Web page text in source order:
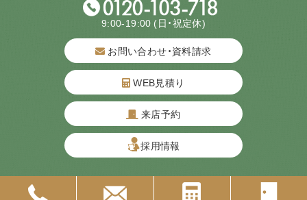
9:00-19:00 (日・祝定休)
お問い合わせ・資料請求
WEB見積り
来店予約
採用情報